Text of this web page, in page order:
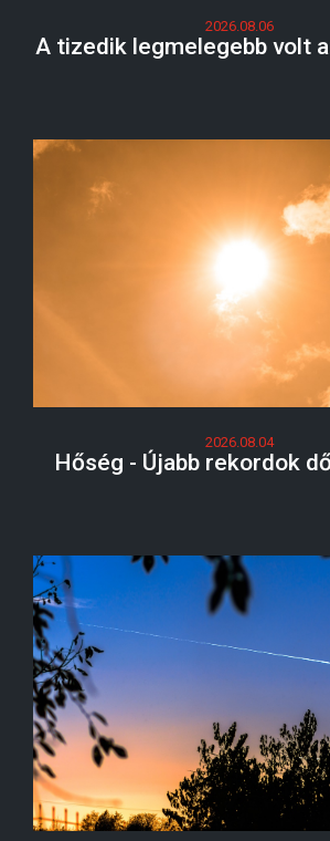
2026.08.06
A tizedik legmelegebb volt
2026.08.04
Hőség - Újabb rekordok